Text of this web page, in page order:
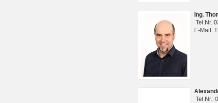
Ing.
Tel.Nr.
E-Mail:
Tel.Nr.: